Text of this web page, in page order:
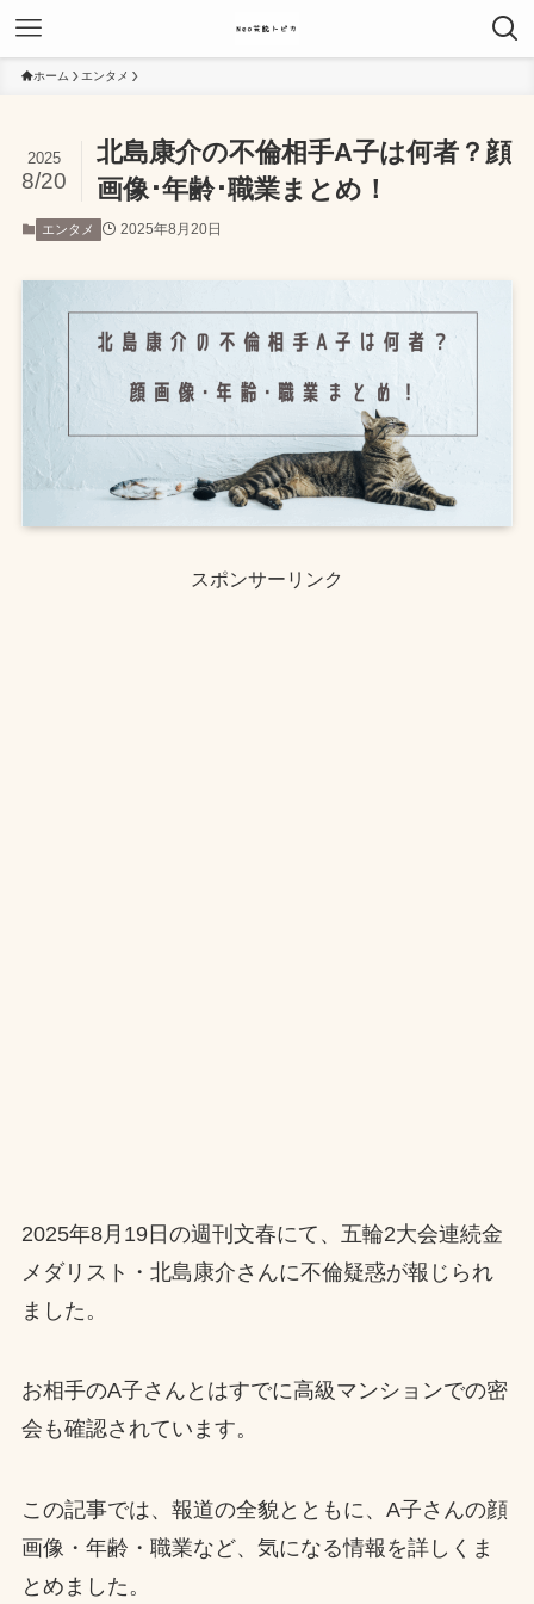
ホーム エンタメ
北島康介の不倫相手A子は何者？顔
画像･年齢･職業まとめ！
2025
8/20
エンタメ 2025年8月20日
スポンサーリンク
2025年8月19日の週刊文春にて、五輪2大会連続金
メダリスト・北島康介さんに不倫疑惑が報じられ
ました。
お相手のA子さんとはすでに高級マンションでの密
会も確認されています。
この記事では、報道の全貌とともに、A子さんの顔
画像・年齢・職業など、気になる情報を詳しくま
とめました。